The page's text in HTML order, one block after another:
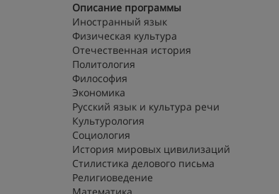
Описание программы
Иностранный язык
Физическая культура
Отечественная история
Политология
Философия
Экономика
Русский язык и культура речи
Культурология
Социология
История мировых цивилизаций
Стилистика делового письма
Религиоведение